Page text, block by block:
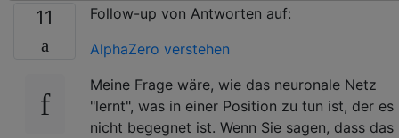
11
Follow-up von Antworten auf:
AlphaZero verstehen
Meine Frage wäre, wie das neuronale Netz
"lernt", was in einer Position zu tun ist, der es
nicht begegnet ist. Wenn Sie sagen, dass das